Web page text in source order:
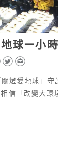
球一小
燈愛地球」守
信「改變大環